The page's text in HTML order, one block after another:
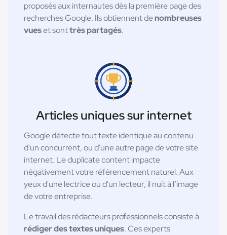
proposés aux internautes dès la première page des
recherches Google. Ils obtiennent denombreuses
vueset sonttrès partagés.
Articles uniques sur internet
Google détecte tout texte identique au contenu
d'un concurrent, ou d'une autre page de votre site
internet. Le duplicate content impacte
négativement votre référencement naturel. Aux
yeux d'une lectrice ou d'un lecteur, il nuit à l’image
de votre entreprise.
Le travail des rédacteurs professionnels consiste à
rédiger des textes uniques. Ces experts